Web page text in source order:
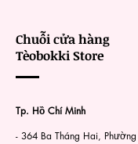
Chuỗi cửa hàng
Tèobokki Store
Tp. Hồ Chí Minh
- 364 Ba Tháng Hai,